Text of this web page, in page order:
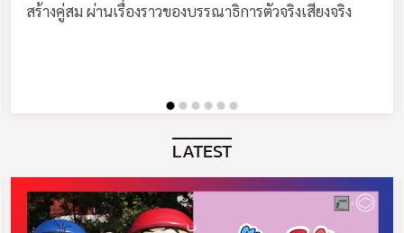
สร้างคู่สม ผ่านเรื่องราวของบรรณาธิการตัวจริงเสียงจริง
LATEST